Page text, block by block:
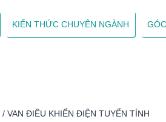
KIẾN THỨC CHUYÊN NGÀNH
/ VAN ĐIỀU KHIỂN ĐIỆN TUYỂN TÍNH